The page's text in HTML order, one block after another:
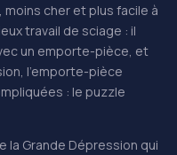
cher et plus facile à
travail de sciage : il
un emporte-pièce, et
l’emporte-pièce
: le puzzle
la Grande Dépression qui